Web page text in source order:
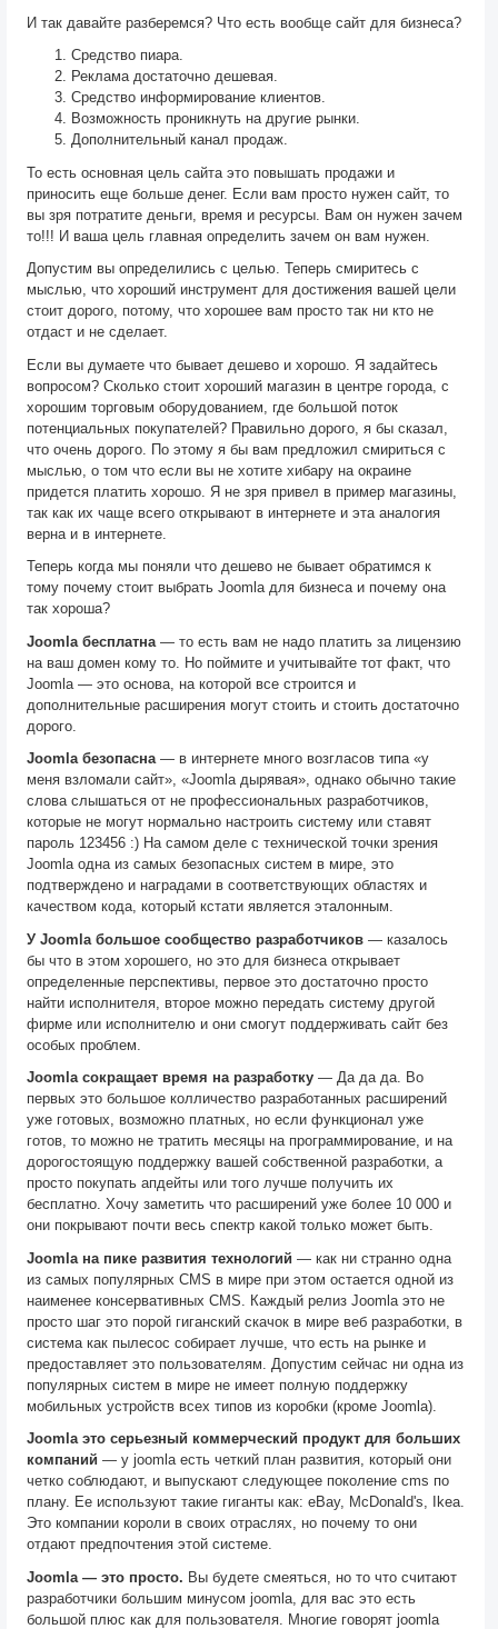
И так давайте разберемся? Что есть вообще сайт для бизнеса?
Средство пиара.
Реклама достаточно дешевая.
Средство информирование клиентов.
Возможность проникнуть на другие рынки.
Дополнительный канал продаж.
То есть основная цель сайта это повышать продажи и
приносить еще больше денег. Если вам просто нужен сайт, то
вы зря потратите деньги, время и ресурсы. Вам он нужен зачем
то!!! И ваша цель главная определить зачем он вам нужен.
Допустим вы определились с целью. Теперь смиритесь с
мыслью, что хороший инструмент для достижения вашей цели
стоит дорого, потому, что хорошее вам просто так ни кто не
отдаст и не сделает.
Если вы думаете что бывает дешево и хорошо. Я задайтесь
вопросом? Сколько стоит хороший магазин в центре города, с
хорошим торговым оборудованием, где большой поток
потенциальных покупателей? Правильно дорого, я бы сказал,
что очень дорого. По этому я бы вам предложил смириться с
мыслью, о том что если вы не хотите хибару на окраине
придется платить хорошо. Я не зря привел в пример магазины,
так как их чаще всего открывают в интернете и эта аналогия
верна и в интернете.
Теперь когда мы поняли что дешево не бывает обратимся к
тому почему стоит выбрать Joomla для бизнеса и почему она
так хороша?
Joomla бесплатна — то есть вам не надо платить за лицензию
на ваш домен кому то. Но поймите и учитывайте тот факт, что
Joomla — это основа, на которой все строится и
дополнительные расширения могут стоить и стоить достаточно
дорого.
Joomla безопасна— в интернете много возгласов типа «у
меня взломали сайт», «Joomla дырявая», однако обычно такие
слова слышаться от не профессиональных разработчиков,
которые не могут нормально настроить систему или ставят
пароль 123456 :) На самом деле с технической точки зрения
Joomla одна из самых безопасных систем в мире, это
подтверждено и наградами в соответствующих областях и
качеством кода, который кстати является эталонным.
У Joomla большое сообщество разработчиков — казалось
бы что в этом хорошего, но это для бизнеса открывает
определенные перспективы, первое это достаточно просто
найти исполнителя, второе можно передать систему другой
фирме или исполнителю и они смогут поддерживать сайт без
особых проблем.
Joomla сокращает время на разработку — Да да да. Во
первых это большое колличество разработанных расширений
уже готовых, возможно платных, но если функционал уже
готов, то можно не тратить месяцы на программирование, и на
дорогостоящую поддержку вашей собственной разработки, а
просто покупать апдейты или того лучше получить их
бесплатно. Хочу заметить что расширений уже более 10 000 и
они покрывают почти весь спектр какой только может быть.
Joomla на пике развития технологий — как ни странно одна
из самых популярных CMS в мире при этом остается одной из
наименее консервативных CMS. Каждый релиз Joomla это не
просто шаг это порой гиганский скачок в мире веб разработки, в
система как пылесос собирает лучше, что есть на рынке и
предоставляет это пользователям. Допустим сейчас ни одна из
популярных систем в мире не имеет полную поддержку
мобильных устройств всех типов из коробки (кроме Joomla).
Joomla это серьезный коммерческий продукт для больших
компаний — у joomla есть четкий план развития, который они
четко соблюдают, и выпускают следующее поколение cms по
плану. Ее используют такие гиганты как: eBay, McDonald's, Ikea.
Это компании короли в своих отраслях, но почему то они
отдают предпочтения этой системе.
Joomla — это просто. Вы будете смеяться, но то что считают
разработчики большим минусом joomla, для вас это есть
большой плюс как для пользователя. Многие говорят joomla